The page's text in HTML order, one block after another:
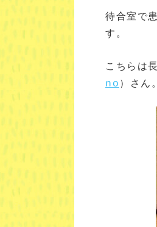
待合室で
す。
こちらは
no）さん